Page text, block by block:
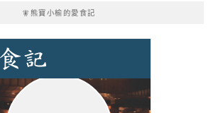
🧚熊寶小榆的愛食記